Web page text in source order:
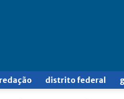
distrito federal